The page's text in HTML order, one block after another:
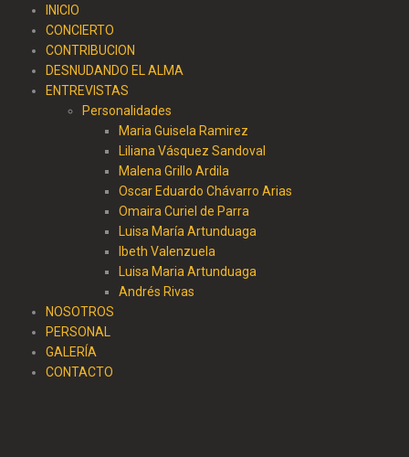
INICIO
CONCIERTO
CONTRIBUCION
DESNUDANDO EL ALMA
ENTREVISTAS
Personalidades
Maria Guisela Ramirez
Liliana Vásquez Sandoval
Malena Grillo Ardila
Oscar Eduardo Chávarro Arias
Omaira Curiel de Parra
Luisa María Artunduaga
Ibeth Valenzuela
Luisa Maria Artunduaga
Andrés Rivas
NOSOTROS
PERSONAL
GALERÍA
CONTACTO